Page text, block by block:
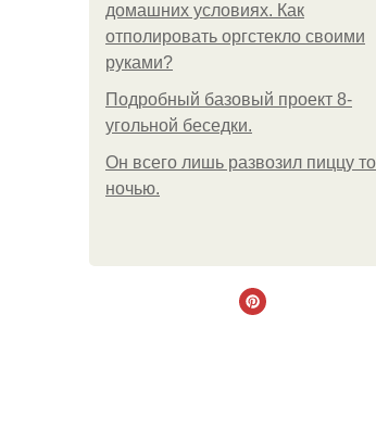
домашних условиях. Как
отполировать оргстекло своими
руками?
Подробный базовый проект 8-
угольной беседки.
Он всего лишь развозил пиццу
ночью.